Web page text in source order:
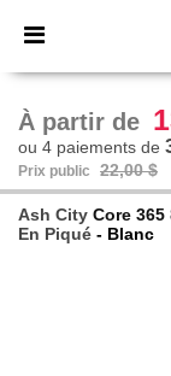
× Appli
Meilleurs
À partir de
ou 4 paiements de
Prix public 22,00 $
Ash City Core 365
En Piqué - Blanc